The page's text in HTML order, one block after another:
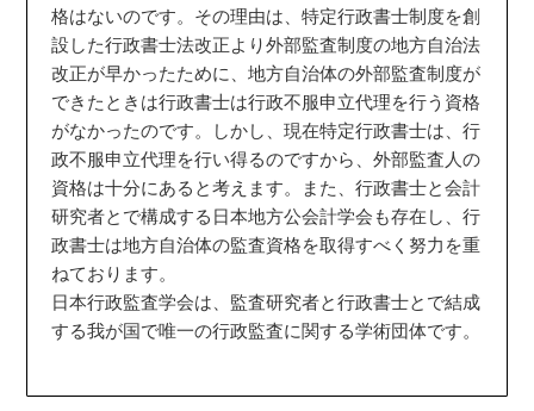
格はないのです。その理由は、特定行政書士制度を創
設した行政書士法改正より外部監査制度の地方自治法
改正が早かったために、地方自治体の外部監査制度が
できたときは行政書士は行政不服申立代理を行う資格
がなかったのです。しかし、現在特定行政書士は、行
政不服申立代理を行い得るのですから、外部監査人の
資格は十分にあると考えます。また、行政書士と会計
研究者とで構成する日本地方公会計学会も存在し、行
政書士は地方自治体の監査資格を取得すべく努力を重
ねております。
日本行政監査学会は、監査研究者と行政書士とで結成
する我が国で唯一の行政監査に関する学術団体です。